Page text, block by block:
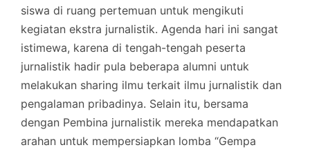
siswa di ruang pertemuan untuk mengikuti
kegiatan ekstra jurnalistik. Agenda hari ini sangat
istimewa, karena di tengah-tengah peserta
jurnalistik hadir pula beberapa alumni untuk
melakukan sharing ilmu terkait ilmu jurnalistik dan
pengalaman pribadinya. Selain itu, bersama
dengan Pembina jurnalistik mereka mendapatkan
arahan untuk mempersiapkan lomba “Gempa